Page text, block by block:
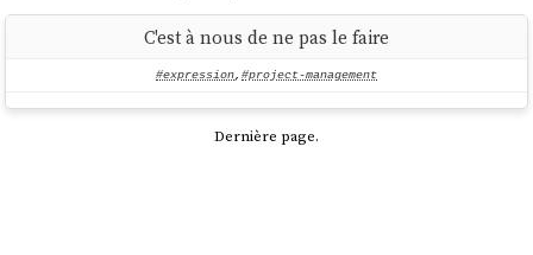
C'est à nous de ne pas le faire
#expression, #project-management
Dernière page.